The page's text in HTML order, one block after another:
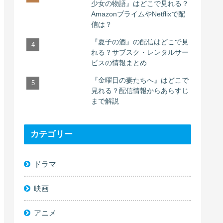
少女の物語』はどこで見れる？
AmazonプライムやNetflixで配
信は？
『夏子の酒』の配信はどこで見
れる？サブスク・レンタルサー
ビスの情報まとめ
『金曜日の妻たちへ』はどこで
見れる？配信情報からあらすじ
まで解説
カテゴリー
ドラマ
映画
アニメ